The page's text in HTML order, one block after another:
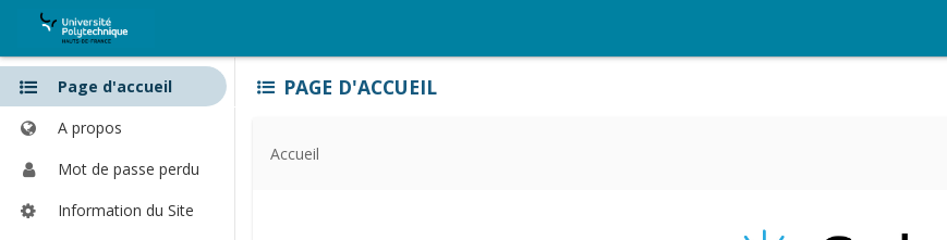
Les
outils
commencent
ici
Page d'accueil
A propos
Mot de passe perdu
Information du Site
PAGE D'ACCUEIL
Le
contenu
Accueil